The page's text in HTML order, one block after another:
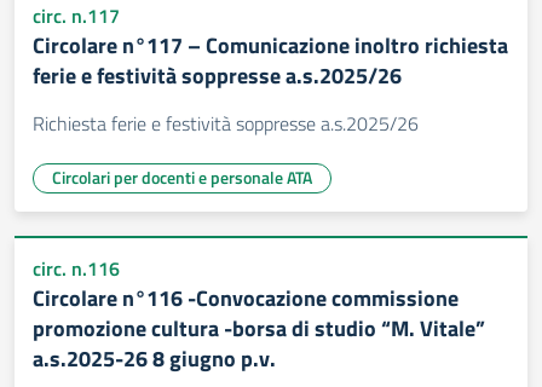
circ. n.117
Circolare n°117 – Comunicazione inoltro richiesta
ferie e festività soppresse a.s.2025/26
Richiesta ferie e festività soppresse a.s.2025/26
Circolari per docenti e personale ATA
circ. n.116
Circolare n°116 -Convocazione commissione
promozione cultura -borsa di studio “M. Vitale”
a.s.2025-26 8 giugno p.v.